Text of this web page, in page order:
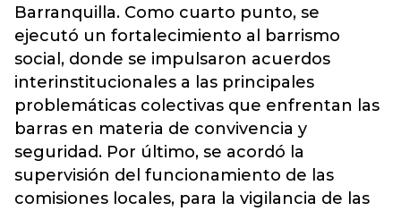
Barranquilla. Como cuarto punto, se
ejecutó un fortalecimiento al barrismo
social, donde se impulsaron acuerdos
interinstitucionales a las principales
problemáticas colectivas que enfrentan las
barras en materia de convivencia y
seguridad. Por último, se acordó la
supervisión del funcionamiento de las
comisiones locales, para la vigilancia de las